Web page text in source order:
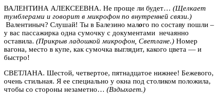
ВАЛЕНТИНА АЛЕКСЕЕВНА. Не проще ли будет… (Щелкает
тумблерами и говорит в микрофон по внутренней связи.)
Валентиныч? Слушай! Ты в Балезино малого по составу пошли –
у вас пассажирка одна сумочку с документами нечаянно
оставила. (Прикрыв ладошкой микрофон, Светлане.) Номер
вагона, место в купе, как сумочка выглядит, какого цвета — и
быстро!
СВЕТЛАНА. Шестой, четвертое, пятнадцатое нижнее! Бежевого,
очень стильная. Я ее специально у окна под столиком положила,
чтобы со стороны незаметно… (Вздыхает.)